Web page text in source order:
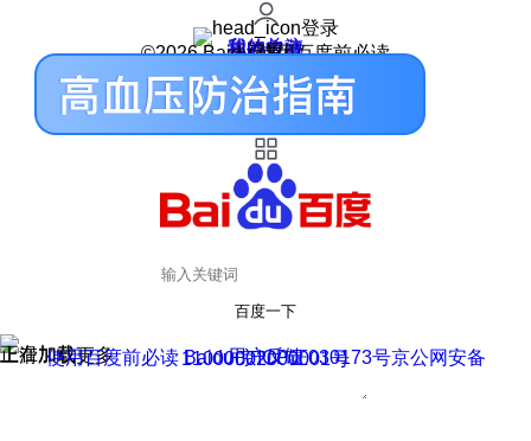
登录
我的关注
我的收藏
皮肤中心
用户反馈
设置
©2026 Baidu 使用百度前必读
百度一下
正在加载
上滑加载更多 用户反馈
使用百度前必读 Baidu 京ICP证030173号
京公网安备11000002000001号